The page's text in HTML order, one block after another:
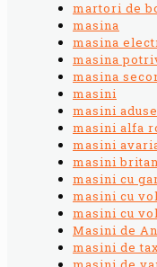
martori de
masina
masina
masina
masina
masini
masini
masini alfa
masini
masini
masini cu
masini cu
masini cu
Masini de
masini de